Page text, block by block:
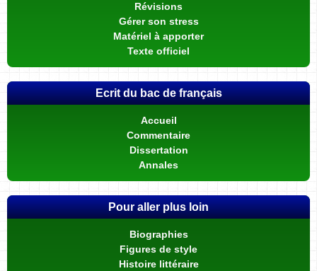
Révisions
Gérer son stress
Matériel à apporter
Texte officiel
Ecrit du bac de français
Accueil
Commentaire
Dissertation
Annales
Pour aller plus loin
Biographies
Figures de style
Histoire littéraire